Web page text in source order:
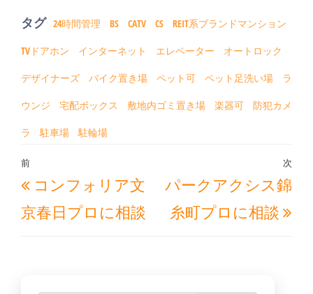
タグ 24時間管理 BS CATV CS REIT系ブランドマンション
TVドアホン インターネット エレベーター オートロック
デザイナーズ バイク置き場 ペット可 ペット足洗い場 ラ
ウンジ 宅配ボックス 敷地内ゴミ置き場 楽器可 防犯カメ
ラ 駐車場 駐輪場
投
稿
ナ
過
去
の
前
コンフォリア文
京春日プロに相談
次
次
パークアクシス錦
糸町プロに相談